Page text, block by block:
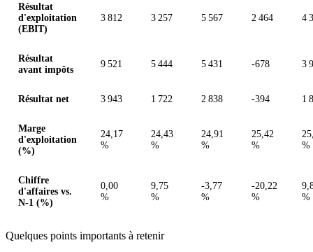
Résultat
d'exploitation
(EBIT)
3 812 3 257 5 567 2 464 4
Résultat
avant impôts
9 521 5 444 5 431 -678 3
Résultat net 3 943 1 722 2 838 -394 1
Marge
d'exploitation
(%)
24,17
%
24,43
%
24,91
%
25,42
%
%
Chiffre
d'affaires vs.
N-1 (%)
0,00
%
9,75
%
-3,77
%
-20,22
%
%
Quelques points importants à retenir